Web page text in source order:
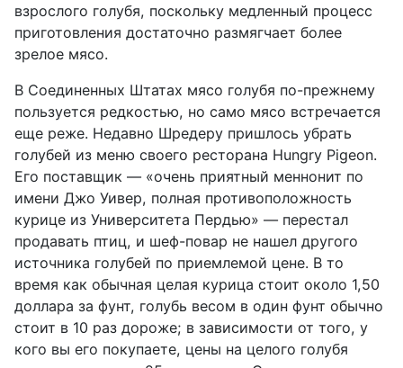
взрослого голубя, поскольку медленный процесс
приготовления достаточно размягчает более
зрелое мясо.
В Соединенных Штатах мясо голубя по-прежнему
пользуется редкостью, но само мясо встречается
еще реже. Недавно Шредеру пришлось убрать
голубей из меню своего ресторана Hungry Pigeon.
Его поставщик — «очень приятный меннонит по
имени Джо Уивер, полная противоположность
курице из Университета Пердью» — перестал
продавать птиц, и шеф-повар не нашел другого
источника голубей по приемлемой цене. В то
время как обычная целая курица стоит около 1,50
доллара за фунт, голубь весом в один фунт обычно
стоит в 10 раз дороже; в зависимости от того, у
кого вы его покупаете, цены на целого голубя